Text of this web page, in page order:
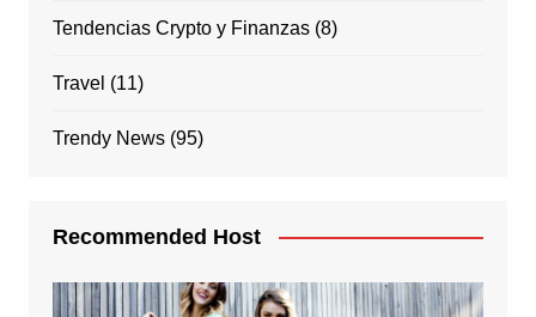
Tendencias Crypto y Finanzas(8)
Travel (11)
Trendy News(95)
Recommended Host